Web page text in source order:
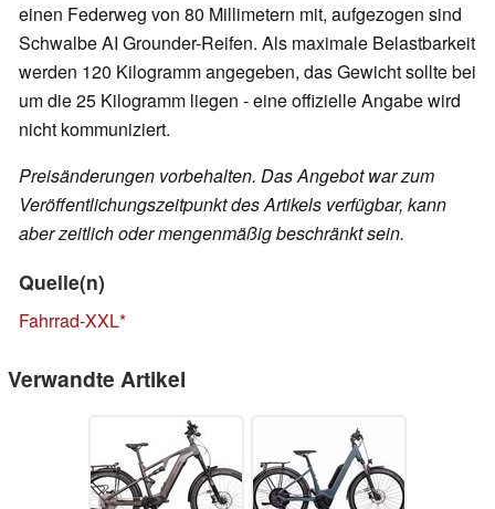
einen Federweg von 80 Millimetern mit, aufgezogen sind
Schwalbe AI Grounder-Reifen. Als maximale Belastbarkeit
werden 120 Kilogramm angegeben, das Gewicht sollte bei
um die 25 Kilogramm liegen - eine offizielle Angabe wird
nicht kommuniziert.
Preisänderungen vorbehalten. Das Angebot war zum
Veröffentlichungszeitpunkt des Artikels verfügbar, kann
aber zeitlich oder mengenmäßig beschränkt sein.
Quelle(n)
Fahrrad-XXL
Verwandte Artikel